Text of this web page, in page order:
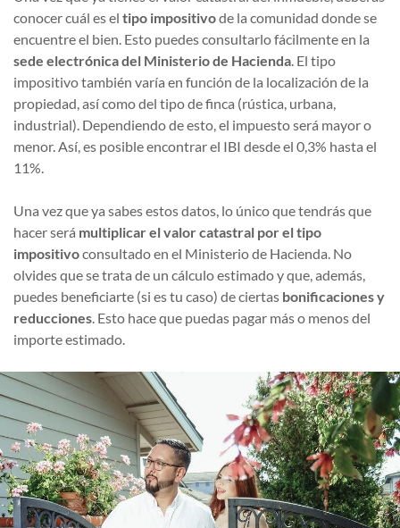
conocer cuál es el tipo impositivode la comunidad donde se
encuentre el bien. Esto puedes consultarlo fácilmente en la
sede electrónica del Ministerio de Hacienda . El tipo
impositivo también varía en función de la localización de la
propiedad, así como del tipo de finca (rústica, urbana,
industrial). Dependiendo de esto, el impuesto será mayor o
menor. Así, es posible encontrar el IBI desde el 0,3% hasta el
11%.
Una vez que ya sabes estos datos, lo único que tendrás que
hacer será multiplicar el valor catastral por el tipo
impositivoconsultado en el Ministerio de Hacienda. No
olvides que se trata de un cálculo estimado y que, además,
puedes beneficiarte (si es tu caso) de ciertas bonificaciones y
reducciones . Esto hace que puedas pagar más o menos del
importe estimado.